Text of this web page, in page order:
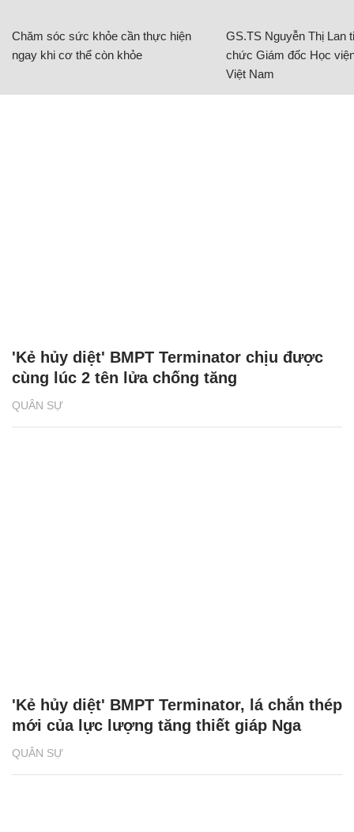
Chăm sóc sức khỏe cần thực hiện
ngay khi cơ thể còn khỏe
GS.TS Nguyễn Thị Lan
chức Giám đốc Học
Việt Nam
QUÂN SỰ
'Kẻ hủy diệt' BMPT Terminator chịu được
cùng lúc 2 tên lửa chống tăng
QUÂN SỰ
'Kẻ hủy diệt' BMPT Terminator, lá chắn thép
mới của lực lượng tăng thiết giáp Nga